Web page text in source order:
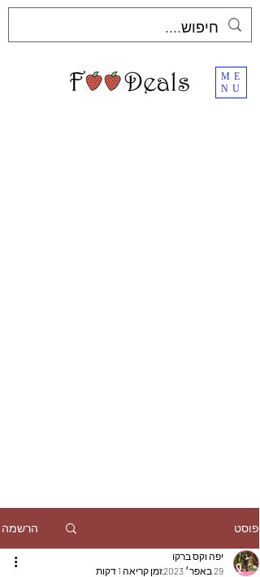
ME
NU
פוסט הרשמה
יפה וקס ברקו
29 באפר׳ 2023
זמן קריאה 1 דקות